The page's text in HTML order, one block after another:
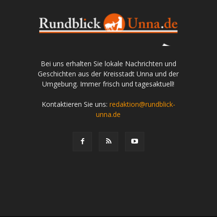
Bei uns erhalten Sie lokale Nachrichten und
Geschichten aus der Kreisstadt Unna und der
Umgebung. Immer frisch und tagesaktuell!
Kontaktieren Sie uns: redaktion@rundblick-
unna.de